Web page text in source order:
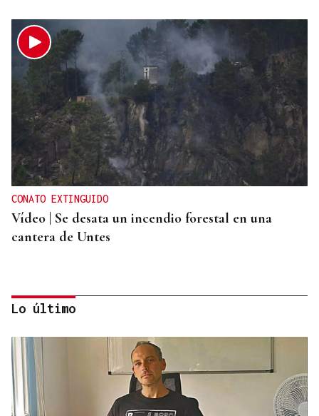
CONATO EXTINGUIDO
Vídeo | Se desata un incendio forestal en una
cantera de Untes
Lo último